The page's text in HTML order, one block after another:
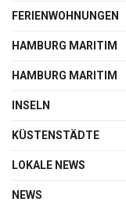
FERIENWOHNUNGEN
HAMBURG MARITIM
HAMBURG MARITIM
INSELN
KÜSTENSTÄDTE
LOKALE NEWS
NEWS